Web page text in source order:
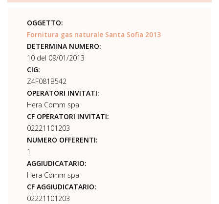
OGGETTO:
Fornitura gas naturale Santa Sofia 2013
DETERMINA NUMERO:
10 del 09/01/2013
CIG:
Z4F081B542
OPERATORI INVITATI:
Hera Comm spa
CF OPERATORI INVITATI:
02221101203
NUMERO OFFERENTI:
1
AGGIUDICATARIO:
Hera Comm spa
CF AGGIUDICATARIO:
02221101203